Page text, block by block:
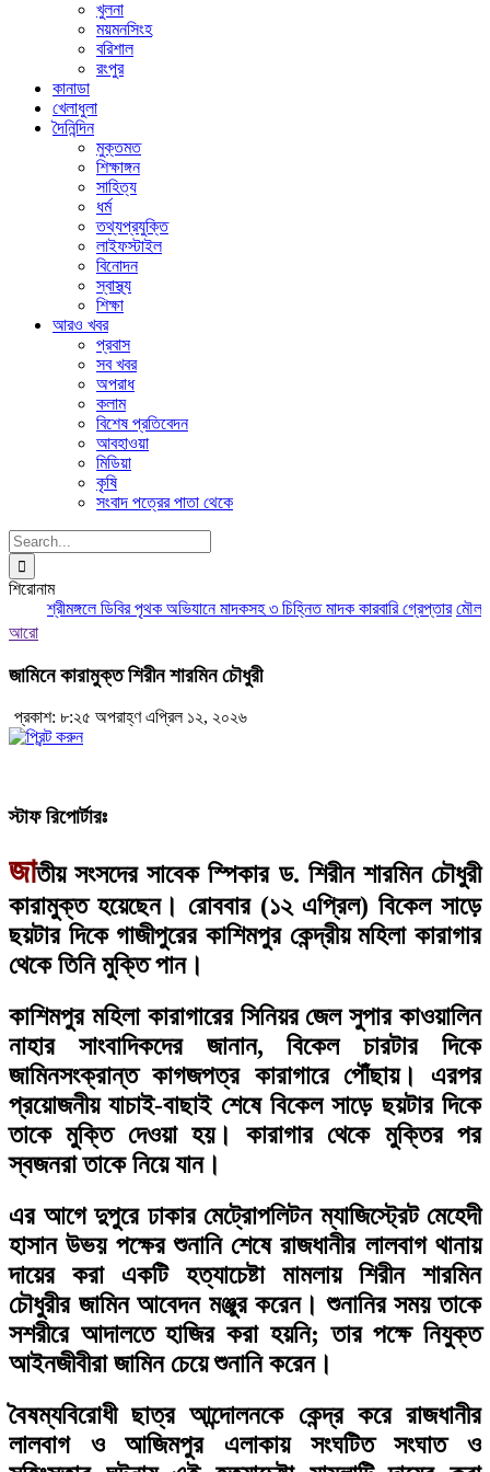
খুলনা
ময়মনসিংহ
বরিশাল
রংপুর
কানাডা
খেলাধুলা
দৈনিন্দিন
মুক্তমত
শিক্ষাঙ্গন
সাহিত্য
ধর্ম
তথ্যপ্রযুক্তি
লাইফস্টাইল
বিনোদন
স্বাস্থ্য
শিক্ষা
আরও খবর
প্রবাস
সব খবর
অপরাধ
কলাম
বিশেষ প্রতিবেদন
আবহাওয়া
মিডিয়া
কৃষি
সংবাদ পত্রের পাতা থেকে
Search
for:
শিরোনাম
শ্রীমঙ্গলে ডিবির পৃথক অভিযানে মাদকসহ ৩ চিহ্নিত মাদক কারবারি গ্রেপ্তার
আরো
জামিনে কারামুক্ত শিরীন শারমিন চৌধুরী
প্রকাশ: ৮:২৫ অপরাহ্ণ এপ্রিল ১২, ২০২৬
স্টাফ রিপোর্টারঃ
জাতীয় সংসদের সাবেক স্পিকার ড. শিরীন শারমিন চৌধুরী
কারামুক্ত হয়েছেন। রোববার (১২ এপ্রিল) বিকেল সাড়ে
ছয়টার দিকে গাজীপুরের কাশিমপুর কেন্দ্রীয় মহিলা কারাগার
থেকে তিনি মুক্তি পান।
কাশিমপুর মহিলা কারাগারের সিনিয়র জেল সুপার কাওয়ালিন
নাহার সাংবাদিকদের জানান, বিকেল চারটার দিকে
জামিনসংক্রান্ত কাগজপত্র কারাগারে পৌঁছায়। এরপর
প্রয়োজনীয় যাচাই-বাছাই শেষে বিকেল সাড়ে ছয়টার দিকে
তাকে মুক্তি দেওয়া হয়। কারাগার থেকে মুক্তির পর
স্বজনরা তাকে নিয়ে যান।
এর আগে দুপুরে ঢাকার মেট্রোপলিটন ম্যাজিস্ট্রেট মেহেদী
হাসান উভয় পক্ষের শুনানি শেষে রাজধানীর লালবাগ থানায়
দায়ের করা একটি হত্যাচেষ্টা মামলায় শিরীন শারমিন
চৌধুরীর জামিন আবেদন মঞ্জুর করেন। শুনানির সময় তাকে
সশরীরে আদালতে হাজির করা হয়নি; তার পক্ষে নিযুক্ত
আইনজীবীরা জামিন চেয়ে শুনানি করেন।
বৈষম্যবিরোধী ছাত্র আন্দোলনকে কেন্দ্র করে রাজধানীর
লালবাগ ও আজিমপুর এলাকায় সংঘটিত সংঘাত ও